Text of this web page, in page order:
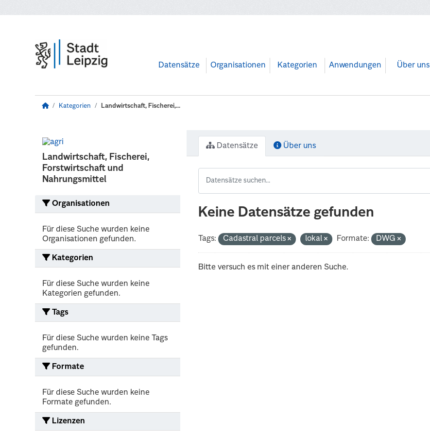
Datensätze Organisationen Kategorien Anwendungen Über uns
Kategorien Landwirtschaft, Fischerei,...
Landwirtschaft, Fischerei,
Forstwirtschaft und
Nahrungsmittel
Organisationen
Für diese Suche wurden keine
Organisationen gefunden.
Kategorien
Für diese Suche wurden keine
Kategorien gefunden.
Tags
Für diese Suche wurden keine Tags
gefunden.
Formate
Für diese Suche wurden keine
Formate gefunden.
Lizenzen
Datensätze Über uns
Keine Datensätze gefunden
Tags: Cadastral parcels lokal Formate: DWG
Bitte versuch es mit einer anderen Suche.